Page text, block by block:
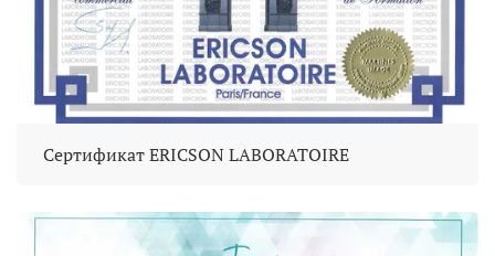
Сертификат ERICSON LABORATOIRE